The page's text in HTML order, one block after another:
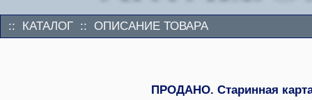
:: КАТАЛОГ :: ОПИСАНИЕ ТОВАРА
ПРОДАНО. Старинная